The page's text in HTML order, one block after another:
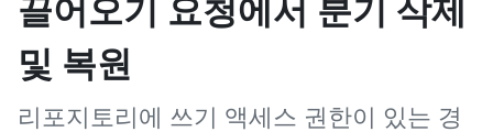
끌어오기 요청에서 분기 삭제
및 복원
리포지토리에 쓰기 액세스 권한이 있는 경